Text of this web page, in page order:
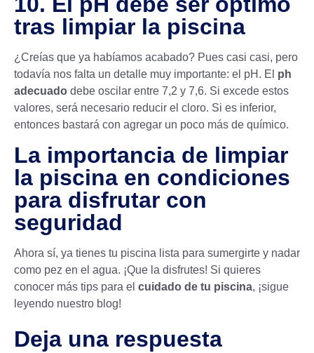
tras limpiar la piscina
¿Creías que ya habíamos acabado? Pues casi casi, pero
todavía nos falta un detalle muy importante: el pH . El ph
adecuado debe oscilar entre 7,2 y 7,6. Si excede estos
valores, será necesario reducir el cloro. Si es inferior,
entonces bastará con agregar un poco más de químico.
La importancia de limpiar
la piscina en condiciones
para disfrutar con
seguridad
Ahora sí, ya tienes tu piscina lista para sumergirte y nadar
como pez en el agua. ¡Que la disfrutes! Si quieres
conocer más tips para el cuidado de tu piscina, ¡sigue
leyendo nuestro blog!
Deja una respuesta